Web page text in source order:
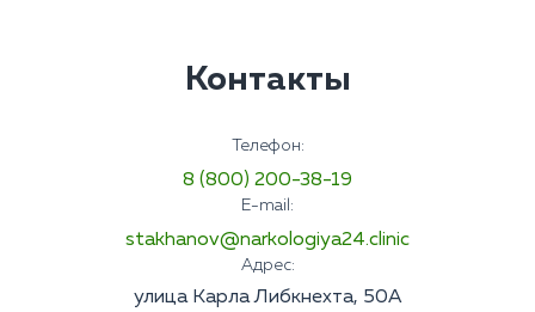
Контакты
Телефон:
8 (800) 200-38-19
E-mail:
stakhanov@narkologiya24.clinic
Адрес:
улица Карла Либкнехта, 50А